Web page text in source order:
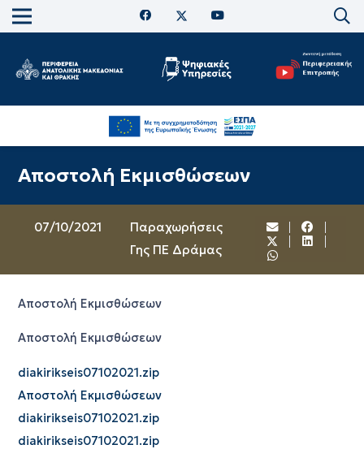
Αποστολή Εκμισθώσεων
07/10/2021
Παραχωρήσεις
Γης ΠΕ Δράμας
Αποστολή Εκμισθώσεων
Αποστολή Εκμισθώσεων
diakirikseis07102021.zip
Αποστολή Εκμισθώσεων
diakirikseis07102021.zip
diakirikseis07102021.zip